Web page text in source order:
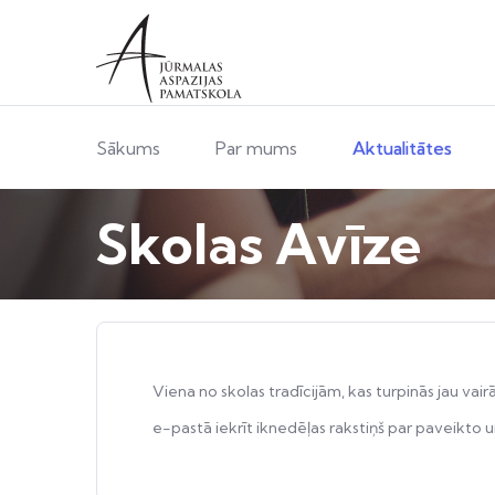
Sākums Par mums Aktualitātes
Skolas Avīze
Viena no skolas tradīcijām, kas turpinās jau
e-pastā iekrīt iknedēļas rakstiņš par paveikto